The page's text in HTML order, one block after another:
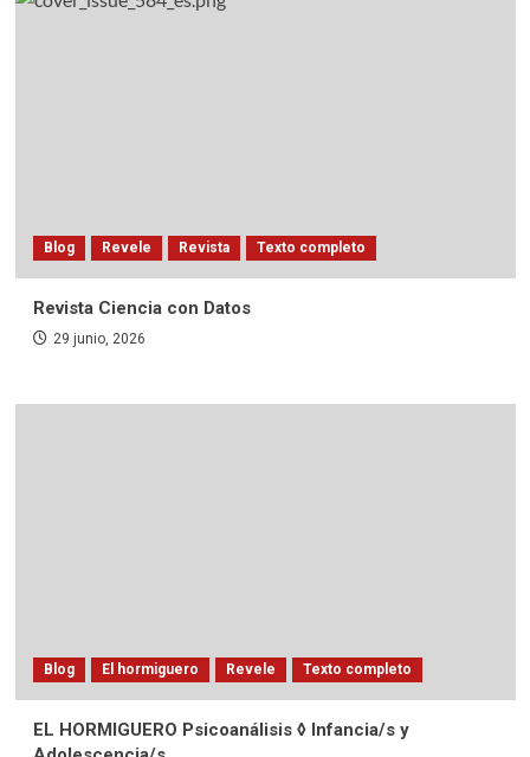
Blog Revele Revista Texto completo
Revista Ciencia con Datos
29 junio, 2026
Blog El hormiguero Revele Texto completo
EL HORMIGUERO Psicoanálisis ◊ Infancia/s y